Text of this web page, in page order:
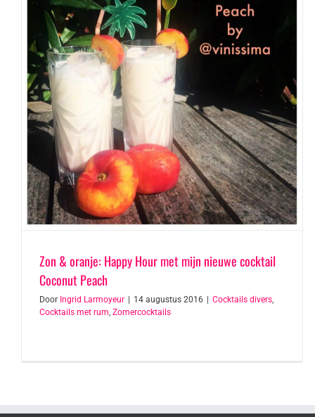
Zon & oranje: Happy Hour met mijn nieuwe cocktail
Coconut Peach
Door Ingrid Larmoyeur 14 augustus 2016 Cocktails divers,
Cocktails met rum, Zomercocktails